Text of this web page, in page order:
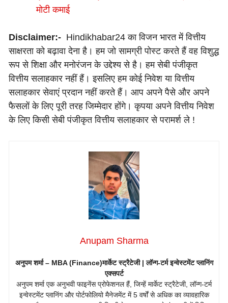
मोटी कमाई
Disclaimer:- Hindikhabar24 का विजन भारत में वित्तीय
साक्षरता को बढ़ावा देना है। हम जो सामग्री पोस्ट करते हैं वह विशुद्ध
रूप से शिक्षा और मनोरंजन के उद्देश्य से है। हम सेबी पंजीकृत
वित्तीय सलाहकार नहीं हैं। इसलिए हम कोई निवेश या वित्तीय
सलाहकार सेवाएं प्रदान नहीं करते हैं। आप अपने पैसे और अपने
फैसलों के लिए पूरी तरह जिम्मेदार होंगे। कृपया अपने वित्तीय निवेश
के लिए किसी सेबी पंजीकृत वित्तीय सलाहकार से परामर्श ले !
Anupam Sharma
अनुपम शर्मा – MBA (Finance)मार्केट स्ट्रैटेजी | लॉन्ग-टर्म इन्वेस्टमेंट प्लानिंग
एक्सपर्ट
अनुपम शर्मा एक अनुभवी फाइनेंस प्रोफेशनल हैं, जिन्हें मार्केट स्ट्रैटेजी, लॉन्ग-टर्म
इन्वेस्टमेंट प्लानिंग और पोर्टफोलियो मैनेजमेंट में 5 वर्षों से अधिक का व्यावहारिक